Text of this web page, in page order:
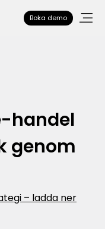
Boka demo
handel
genom
– ladda ner